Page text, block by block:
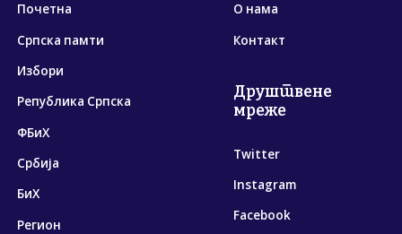
Почетна
Српска памти
Избори
Република Српска
ФБиХ
Србија
БиХ
Регион
О нама
Контакт
Друштвене
мреже
Twitter
Instagram
Facebook